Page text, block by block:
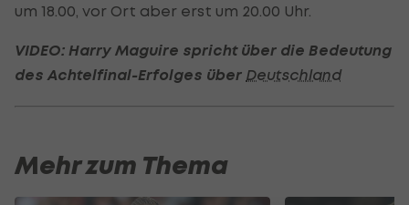
um 18.00, vor Ort aber erst um 20.00 Uhr.
VIDEO: Harry Maguire spricht über die Bedeutung
des Achtelfinal-Erfolges über Deutschland
Mehr zum Thema